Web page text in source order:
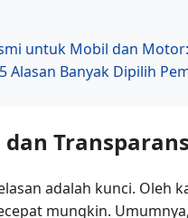
untuk Mobil dan
Alasan Banyak Dipilih
adalah kunci.
mungkin.